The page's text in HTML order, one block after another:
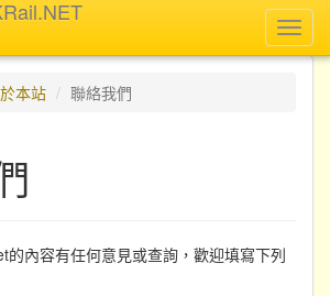
本站 聯絡我們
的內容有任何意見或查詢，歡迎填寫下列